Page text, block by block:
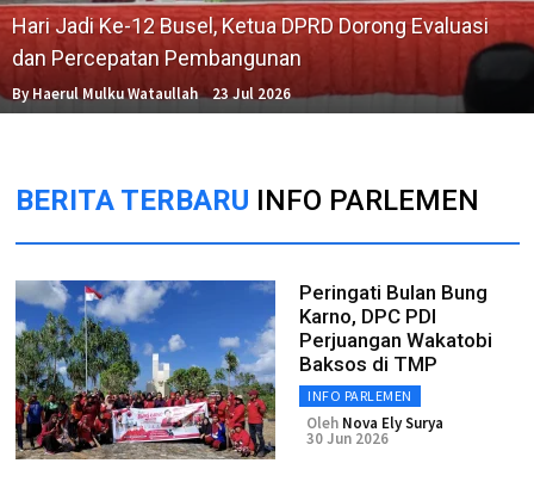
Hari Jadi Ke-12 Busel, Ketua DPRD Dorong Evaluasi
dan Percepatan Pembangunan
By Haerul Mulku Wataullah 23 Jul 2026
BERITA TERBARU INFO PARLEMEN
Peringati Bulan Bung
Karno, DPC PDI
Perjuangan Wakatobi
Baksos di TMP
INFO PARLEMEN
Oleh Nova Ely Surya
30 Jun 2026